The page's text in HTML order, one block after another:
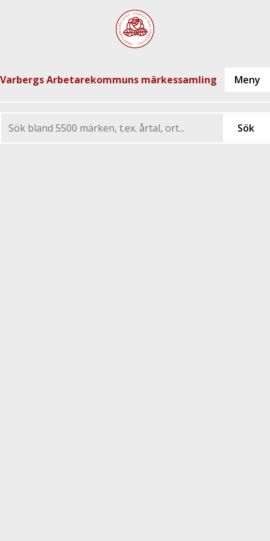
Varbergs Arbetarekommuns märkessamling